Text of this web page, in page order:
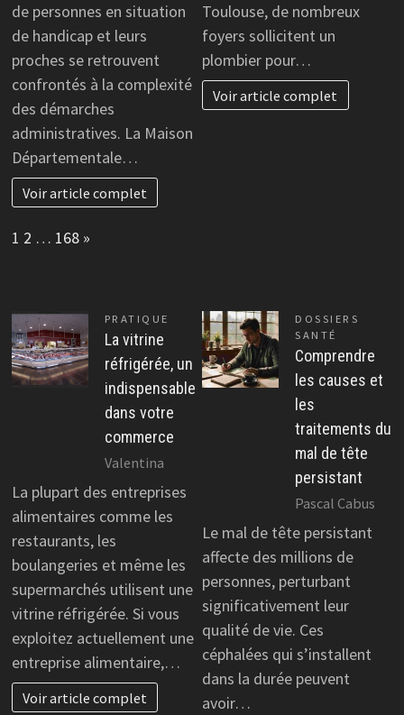
de personnes en situation
de handicap et leurs
proches se retrouvent
confrontés à la complexité
des démarches
administratives. La Maison
Départementale…
Voir article complet
Toulouse, de nombreux
foyers sollicitent un
plombier pour…
Voir article complet
Page:
1 2 … 168 Next
»
PRATIQUE
La vitrine
réfrigérée, un
indispensable
dans votre
commerce
Valentina
La plupart des entreprises
alimentaires comme les
restaurants, les
boulangeries et même les
supermarchés utilisent une
vitrine réfrigérée. Si vous
exploitez actuellement une
entreprise alimentaire,…
Voir article complet
DOSSIERS
SANTÉ
Comprendre
les causes et
les
traitements du
mal de tête
persistant
Pascal Cabus
Le mal de tête persistant
affecte des millions de
personnes, perturbant
significativement leur
qualité de vie. Ces
céphalées qui s’installent
dans la durée peuvent
avoir…